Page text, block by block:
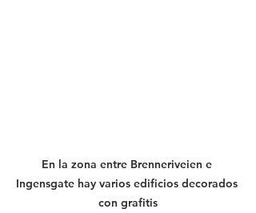
En la zona entre Brenneriveien e
Ingensgate hay varios edificios decorados
con grafitis